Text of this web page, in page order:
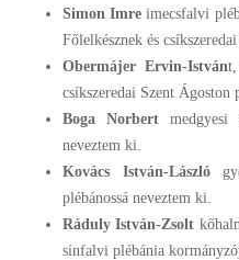
Simon Imreimecsfalvi
Főlelkésznek és
Obermájer Ervin-Istvánt,
csíkszeredai Szent Ágoston
Boga Norbert medgyesi
neveztem ki.
Kovács István-László
plébánossá neveztem ki.
Ráduly István-Zsolt
sínfalvi plébánia